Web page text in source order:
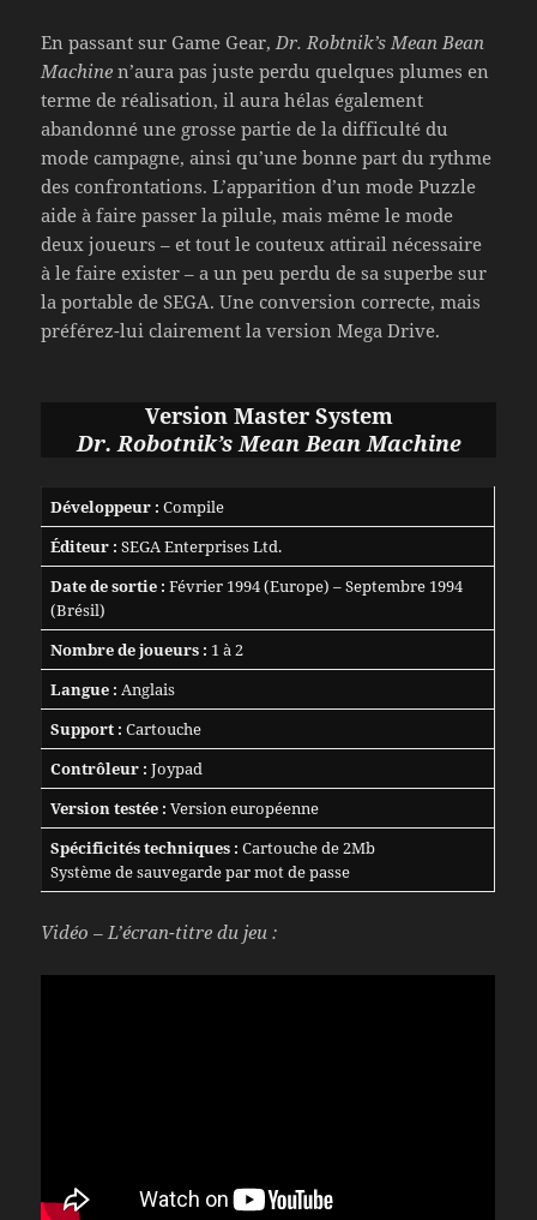
En passant sur Game Gear,Dr. Robtnik’s Mean Bean
Machine n’aura pas juste perdu quelques plumes en
terme de réalisation, il aura hélas également
abandonné une grosse partie de la difficulté du
mode campagne, ainsi qu’une bonne part du rythme
des confrontations. L’apparition d’un mode Puzzle
aide à faire passer la pilule, mais même le mode
deux joueurs – et tout le couteux attirail nécessaire
à le faire exister – a un peu perdu de sa superbe sur
la portable de SEGA. Une conversion correcte, mais
préférez-lui clairement la version Mega Drive.
Version Master System
Dr. Robotnik’s Mean Bean Machine
Développeur : Compile
Éditeur : SEGA Enterprises Ltd.
Date de sortie : Février 1994 (Europe) – Septembre 1994
(Brésil)
Nombre de joueurs : 1 à 2
Langue : Anglais
Support : Cartouche
Contrôleur : Joypad
Version testée : Version européenne
Spécificités techniques : Cartouche de 2Mb
Système de sauvegarde par mot de passe
Vidéo – L’écran-titre du jeu :